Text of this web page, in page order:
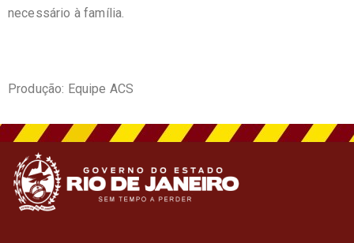
necessário à família.
Produção: Equipe ACS